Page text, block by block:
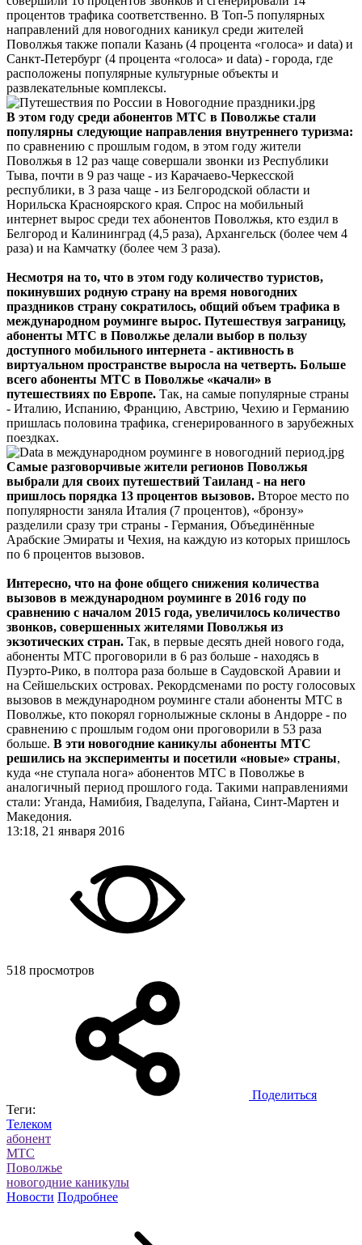
процентов трафика соответственно. В Топ-5 популярных
направлений для новогодних каникул среди жителей
Поволжья также попали Казань (4 процента «голоса» и data) и
Санкт-Петербург (4 процента «голоса» и data) - города, где
расположены популярные культурные объекты и
развлекательные комплексы.
В этом году среди абонентов МТС в Поволжье стали
популярны следующие направления внутреннего туризма:
по сравнению с прошлым годом, в этом году жители
Поволжья в 12 раз чаще совершали звонки из Республики
Тыва, почти в 9 раз чаще - из Карачаево-Черкесской
республики, в 3 раза чаще - из Белгородской области и
Норильска Красноярского края. Спрос на мобильный
интернет вырос среди тех абонентов Поволжья, кто ездил в
Белгород и Калининград (4,5 раза), Архангельск (более чем 4
раза) и на Камчатку (более чем 3 раза).
Несмотря на то, что в этом году количество туристов,
покинувших родную страну на время новогодних
праздников страну сократилось, общий объем трафика в
международном роуминге вырос. Путешествуя заграницу,
абоненты МТС в Поволжье делали выбор в пользу
доступного мобильного интернета - активность в
виртуальном пространстве выросла на четверть. Больше
всего абоненты МТС в Поволжье «качали» в
путешествиях по Европе. Так, на самые популярные страны
- Италию, Испанию, Францию, Австрию, Чехию и Германию
пришлась половина трафика, сгенерированного в зарубежных
поездках.
Самые разговорчивые жители регионов Поволжья
выбрали для своих путешествий Таиланд - на него
пришлось порядка 13 процентов вызовов. Второе место по
популярности заняла Италия (7 процентов), «бронзу»
разделили сразу три страны - Германия, Объединённые
Арабские Эмираты и Чехия, на каждую из которых пришлось
по 6 процентов вызовов.
Интересно, что на фоне общего снижения количества
вызовов в международном роуминге в 2016 году по
сравнению с началом 2015 года, увеличилось количество
звонков, совершенных жителями Поволжья из
экзотических стран. Так, в первые десять дней нового года,
абоненты МТС проговорили в 6 раз больше - находясь в
Пуэрто-Рико, в полтора раза больше в Саудовской Аравии и
на Сейшельских островах. Рекордсменами по росту голосовых
вызовов в международном роуминге стали абоненты МТС в
Поволжье, кто покорял горнолыжные склоны в Андорре - по
сравнению с прошлым годом они проговорили в 53 раза
больше. В эти новогодние каникулы абоненты МТС
решились на эксперименты и посетили «новые» страны,
куда «не ступала нога» абонентов МТС в Поволжье в
аналогичный период прошлого года. Такими направлениями
стали: Уганда, Намибия, Гваделупа, Гайана, Синт-Мартен и
Македония.
13:18, 21 января 2016
518 просмотров
Поделиться
Теги:
Телеком
aбонент
МТС
Поволжье
новогодние каникулы
Новости Подробнее